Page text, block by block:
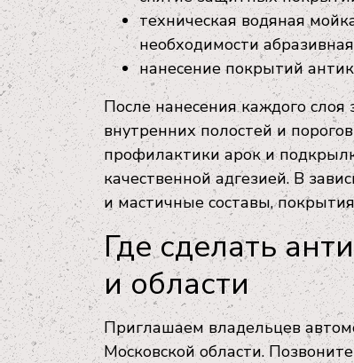
техническая водяная
необходимости
нанесение покрытий
После нанесения каждого
внутренних полостей и
профилактики арок и
качественной адгезией. В
и мастичные составы,
Где сделать
и области
Приглашаем владельцев
Московской области.